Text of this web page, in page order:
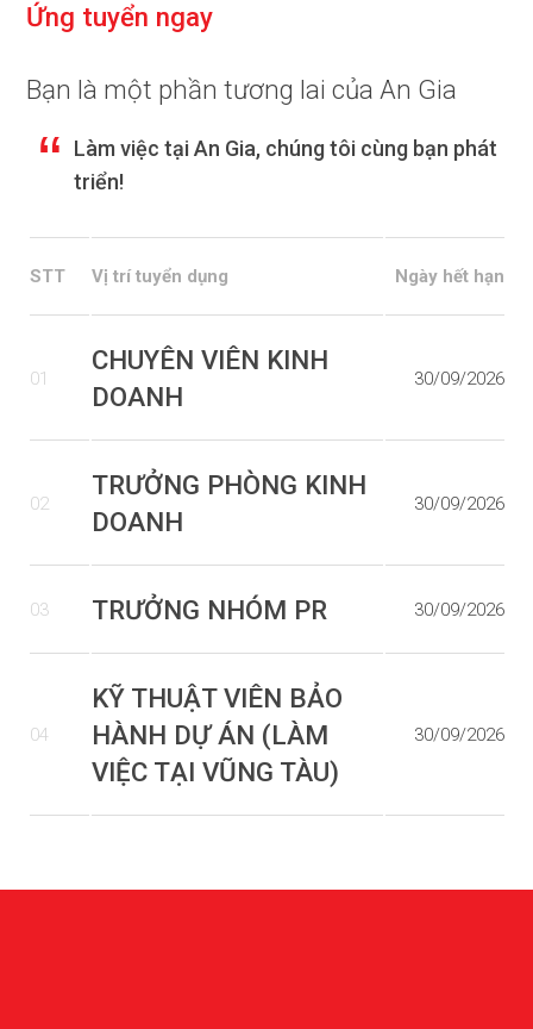
Ứng tuyển ngay
Bạn là một phần tương lai của An Gia
Làm việc tại An Gia, chúng tôi cùng bạn phát
triển!
STT Vị trí tuyển dụng Ngày hết hạn
01
CHUYÊN VIÊN KINH
DOANH
30/09/2026
02
TRƯỞNG PHÒNG KINH
DOANH
30/09/2026
03 TRƯỞNG NHÓM PR 30/09/2026
04
KỸ THUẬT VIÊN BẢO
HÀNH DỰ ÁN (LÀM
VIỆC TẠI VŨNG TÀU)
30/09/2026